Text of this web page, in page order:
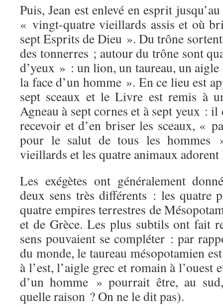
Puis, Jean est enlevé en esprit
« vingt-quatre vieillards assis et où
sept Esprits de Dieu ». Du trône
des tonnerres ; autour du trône sont
d’yeux » : un lion, un taureau, un
la face d’un homme ». En ce lieu est
sept sceaux et le Livre est remis à
Agneau à sept cornes et à sept yeux :
recevoir et d’en briser les sceaux, «
pour le salut de tous les hommes
vieillards et les quatre animaux
Les exégètes ont généralement
deux sens très différents : les quatre
quatre empires terrestres de
et de Grèce. Les plus subtils ont fait
sens pouvaient se compléter : par
du monde, le taureau mésopotamien
à l’est, l’aigle grec et romain à
d’un homme » pourrait être, au
quelle raison ? On ne le dit pas).